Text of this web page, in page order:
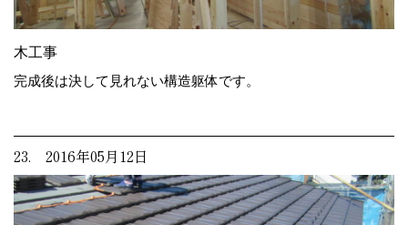
木工事
完成後は決して見れない構造躯体です。
23. 2016年05月12日